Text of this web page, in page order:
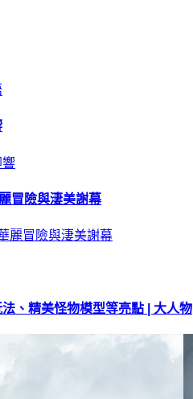
冒險與淒美謝幕
、精美怪物模型等亮點 | 大人物